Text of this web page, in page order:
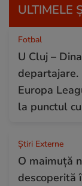
ULTIMELE
Fotbal
U Cluj –
departajare.
Europa
la punctul
Știri Externe
O maimuță
descoperită